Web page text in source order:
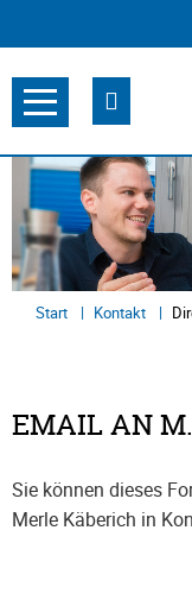
Start Kontakt
EMAIL AN
Sie können dieses
Merle Käberich in